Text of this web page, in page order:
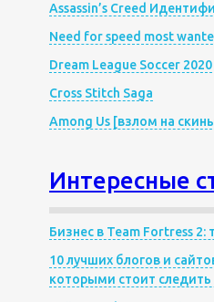
Assassin’s Creed
Need for speed most
Dream League Soccer 2020
Cross Stitch Saga
Among Us [взлом на
Интересные
Бизнес в Team Fortress 2:
10 лучших блогов и
которыми стоит следить